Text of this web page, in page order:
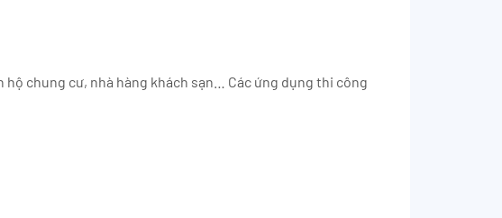
chung cư, nhà hàng khách sạn… Các ứng dụng thi công